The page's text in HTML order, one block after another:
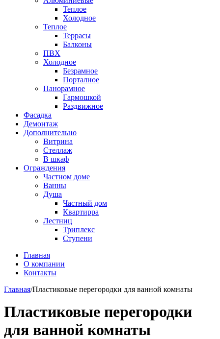
Теплое
Холодное
Теплое
Террасы
Балконы
ПВХ
Холодное
Безрамное
Порталное
Панорамное
Гармошкой
Раздвижное
Фасадка
Демонтаж
Дополнительно
Витрина
Стеллаж
В шкаф
Ограждения
Частном доме
Ванны
Душа
Частный дом
Квартирра
Лестниц
Триплекс
Ступени
Главная
О компании
Контакты
Главная/Пластиковые перегородки для ванной комнаты
Пластиковые перегородки
для ванной комнаты